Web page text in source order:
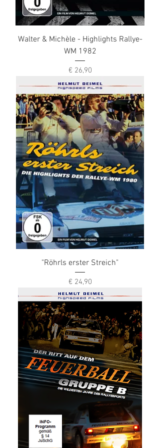
Walter & Michèle - Highlights Rallye-
WM 1982
Preis
€ 26,90
"Röhrls erster Streich"
Preis
€ 24,90